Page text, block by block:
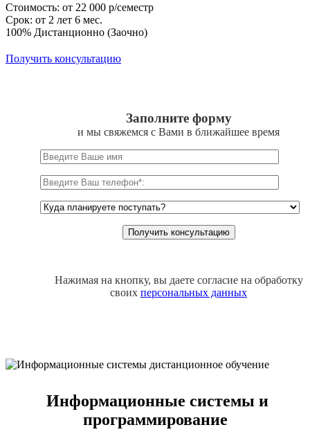
Стоимость: от 22 000 р/семестр
Срок: от 2 лет 6 мес.
100% Дистанционно (Заочно)
Получить консультацию
Заполните форму
и мы свяжемся с Вами в ближайшее время
Нажимая на кнопку, вы даете согласие на обработку
своих персональных данных
Информационные системы и
программирование